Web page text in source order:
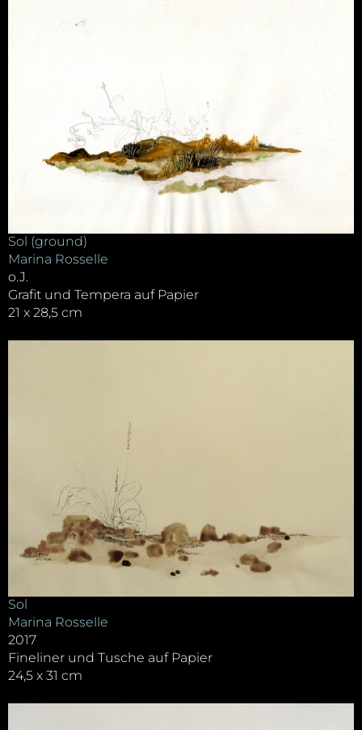
Sol (ground)
Marina Rosselle
o.J.
Grafit und Tempera auf Papier
21 x 28,5 cm
Sol
Marina Rosselle
2017
Fineliner und Tusche auf Papier
24,5 x 31 cm